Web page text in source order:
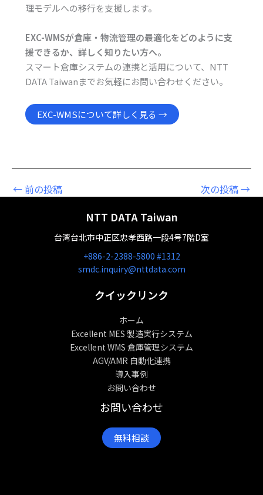
理モデルへの移行を支援します。
EXC-WMSが倉庫・物流管理の最適化をどのように支
援できるか、詳しく知りたい方へ。
スマート倉庫システムの連携と活用について、NTT
DATA Taiwanまでお気軽にお問い合わせください。
EXC-WMSについて詳しく見る →
←前の投稿 次の投稿→
NTT DATA Taiwan
台湾台北市中正区忠孝西路一段4号7階D室
+886-2-2388-5800 #1312
smdc.inquiry@nttdata.com
クイックリンク
ホーム
Excellent MES 製造実行システム
Excellent WMS 倉庫管理システム
AGV/AMR 自動化連携
導入事例
お問い合わせ
お問い合わせ
無料相談